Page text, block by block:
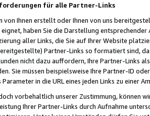
für alle Partner-Links
von Ihnen erstellt oder Ihnen von uns
haben Sie die Darstellung
aller Links, die Sie auf Ihrer Website
Partner-Links so formatiert sind,
nicht dazu auffordern, Ihre Partner-Links
Sie müssen beispielsweise Ihre Partner-ID
in die URL eines jeden Links zu einer
vorbehaltlich unserer Zustimmung, können
Ihrer Partner-Links durch Aufnahme